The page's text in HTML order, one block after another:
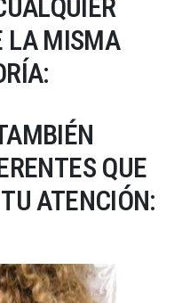
LA MISMA
QUE
ATENCIÓN: